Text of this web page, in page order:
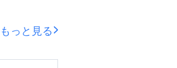
も予定通り、
注できそうで
もっと見る